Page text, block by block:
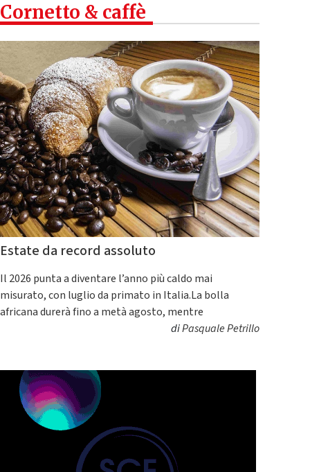
Cornetto & caffè
Estate da record assoluto
Il 2026 punta a diventare l’anno più caldo mai
misurato, con luglio da primato in Italia.La bolla
africana durerà fino a metà agosto, mentre
diPasquale Petrillo